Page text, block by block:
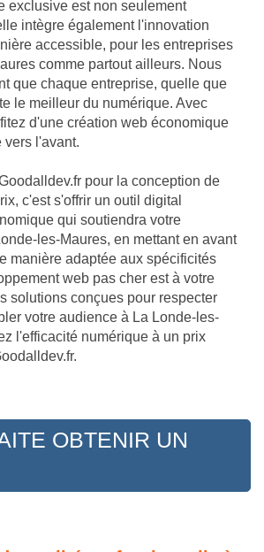
exclusive est non seulement
intègre également l'innovation
accessible, pour les entreprises
comme partout ailleurs. Nous
que chaque entreprise, quelle que
le meilleur du numérique. Avec
d'une création web économique
vers l'avant.
pour la conception de
c'est s'offrir un outil digital
qui soutiendra votre
les-Maures, en mettant en avant
manière adaptée aux spécificités
web pas cher est à votre
solutions conçues pour respecter
votre audience à La Londe-les-
l'efficacité numérique à un prix
OBTENIR UN